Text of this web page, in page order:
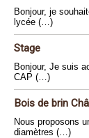
Bonjour, je
lycée (…)
Stage
Bonjour, Je suis
CAP (…)
Bois de brin
Nous proposons
diamètres (…)